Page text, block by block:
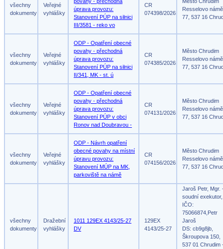
všechny
dokumenty
Veřejné
vyhlášky
úprava provozu:
Stanovení PÚP na silnici
III/3581 - reko vo
CR
074398/2026
Resselovo
77, 537 16
všechny
dokumenty
Veřejné
vyhlášky
ODP - Opatření obecné
povahy - přechodná
úprava provozu:
Stanovení PÚP na silnici
II/341, MK - st. ú
CR
074385/2026
Město Chrudim
Resselovo
77, 537 16
všechny
dokumenty
Veřejné
vyhlášky
ODP - Opatření obecné
povahy - přechodná
úprava provozu:
Stanovení PÚP v obci
Ronov nad Doubravou -
CR
074131/2026
Město Chrudim
Resselovo
77, 537 16
všechny
dokumenty
Veřejné
vyhlášky
ODP - Návrh opatření
obecné povahy na místní
úpravu provozu:
Stanovení MÚP na MK,
parkoviště na námě
CR
074156/2026
Město Chrudim
Resselovo
77, 537 16
všechny
dokumenty
Dražební
vyhlášky
1011 129EX 4143/25-27
DV
129EX
4143/25-27
Jaroš Petr, Mgr.
soudní exekutor,
IČO:
75066874,Petr
Jaroš
DS: cb9g8jb,
Škroupova 150,
537 01 Chrudim